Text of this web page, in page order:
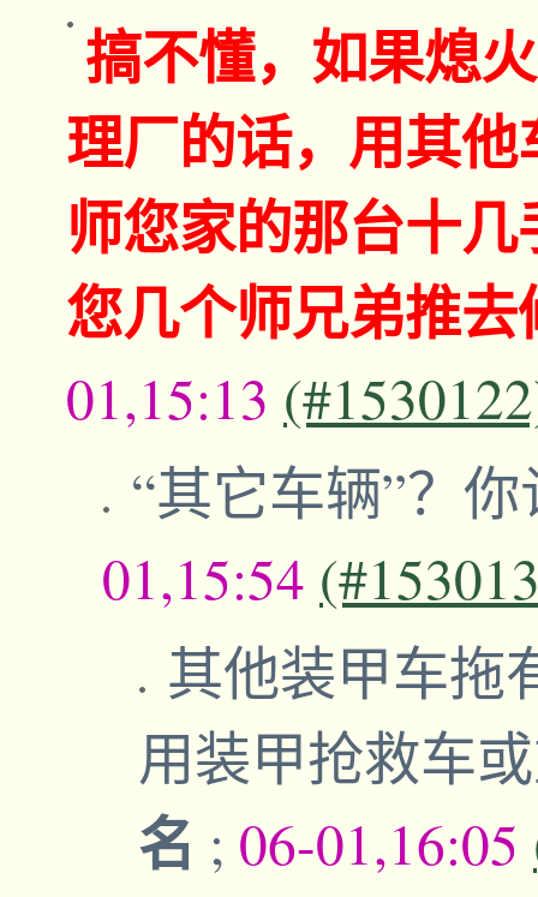
搞不懂，如果熄
理厂的话，用其
师您家的那台十
您几个师兄弟推去
01,15:13
“其它车辆”？
01,15:54
其他装甲车拖
用装甲抢救车
名 ; 06-01,16:05